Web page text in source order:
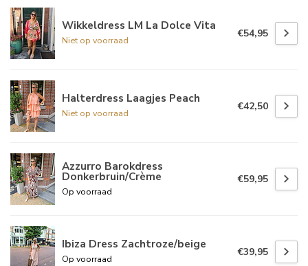
Wikkeldress LM La Dolce Vita
Niet op voorraad
€54,95
Halterdress Laagjes Peach
Niet op voorraad
€42,50
Azzurro Barokdress
Donkerbruin/Crème
Op voorraad
€59,95
Ibiza Dress Zachtroze/beige
Op voorraad
€39,95